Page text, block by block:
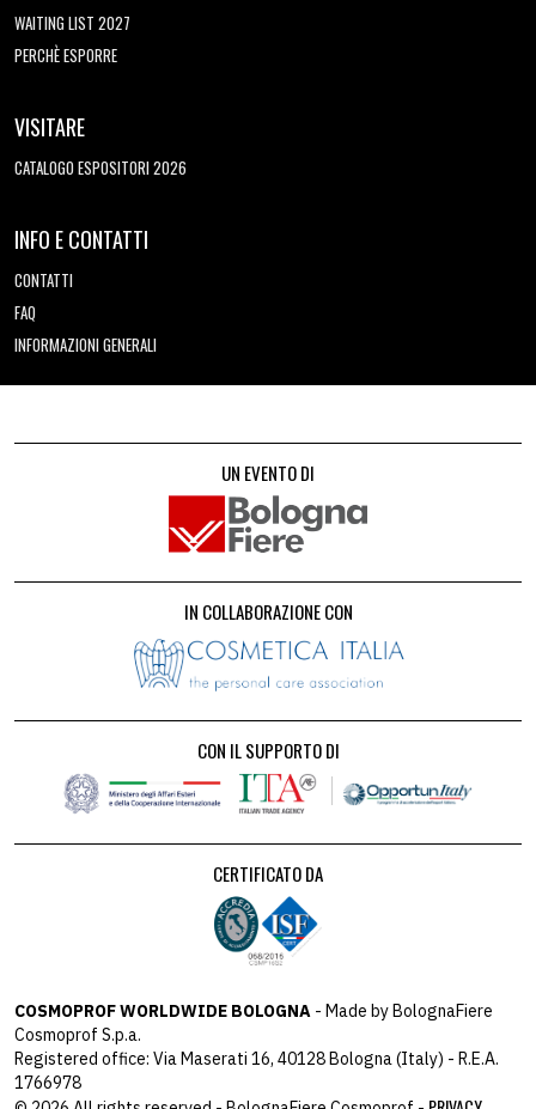
WAITING LIST 2027
PERCHÈ ESPORRE
VISITARE
CATALOGO ESPOSITORI 2026
INFO E CONTATTI
CONTATTI
FAQ
INFORMAZIONI GENERALI
UN EVENTO DI
IN COLLABORAZIONE CON
CON IL SUPPORTO DI
CERTIFICATO DA
COSMOPROF WORLDWIDE BOLOGNA - Made by BolognaFiere
Cosmoprof S.p.a.
Registered office: Via Maserati 16, 40128 Bologna (Italy) - R.E.A.
1766978